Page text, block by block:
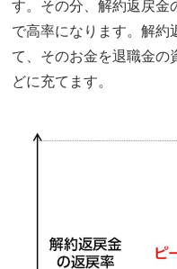
す。その分、解約返戻金
で高率になります。解約
て、そのお金を退職金の
どに充てます。